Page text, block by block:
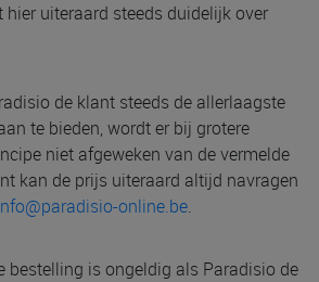
hier uiteraard steeds duidelijk over
de klant steeds de allerlaagste
te bieden, wordt er bij grotere
niet afgeweken van de vermelde
kan de prijs uiteraard altijd navragen
online.be.
bestelling is ongeldig als Paradisio de